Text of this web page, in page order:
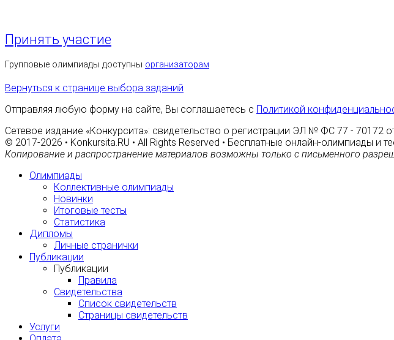
Принять участие
Групповые олимпиады доступны организаторам
Вернуться к странице выбора заданий
Отправляя любую форму на сайте, Вы соглашаетесь с Политикой
Сетевое издание «Конкурсита»: свидетельство о регистрации ЭЛ № ФС 77 - 70172
© 2017-2026 • Konkursita.RU • All Rights Reserved • Бесплатные онлайн-олимпиады и
Копирование и распространение материалов возможны только с письменного
Олимпиады
Коллективные олимпиады
Новинки
Итоговые тесты
Статистика
Дипломы
Личные странички
Публикации
Публикации
Правила
Свидетельства
Список свидетельств
Страницы свидетельств
Услуги